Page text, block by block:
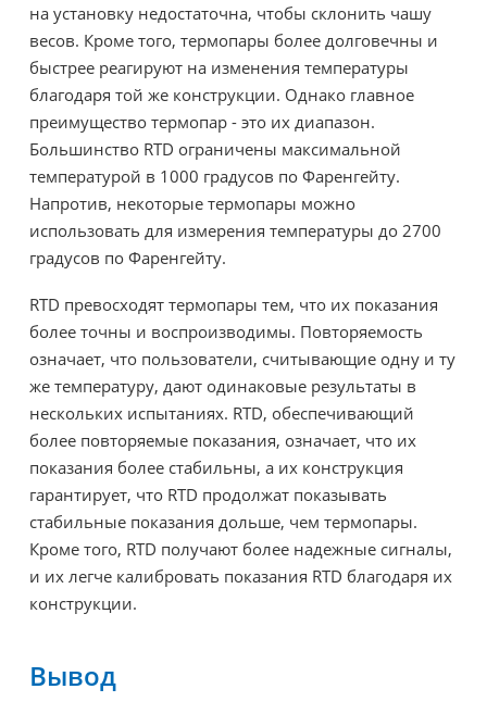
на установку недостаточна, чтобы склонить чашу
весов. Кроме того, термопары более долговечны и
быстрее реагируют на изменения температуры
благодаря той же конструкции. Однако главное
преимущество термопар - это их диапазон.
Большинство RTD ограничены максимальной
температурой в 1000 градусов по Фаренгейту.
Напротив, некоторые термопары можно
использовать для измерения температуры до 2700
градусов по Фаренгейту.
RTD превосходят термопары тем, что их показания
более точны и воспроизводимы. Повторяемость
означает, что пользователи, считывающие одну и ту
же температуру, дают одинаковые результаты в
нескольких испытаниях. RTD, обеспечивающий
более повторяемые показания, означает, что их
показания более стабильны, а их конструкция
гарантирует, что RTD продолжат показывать
стабильные показания дольше, чем термопары.
Кроме того, RTD получают более надежные сигналы,
и их легче калибровать показания RTD благодаря их
конструкции.
Вывод